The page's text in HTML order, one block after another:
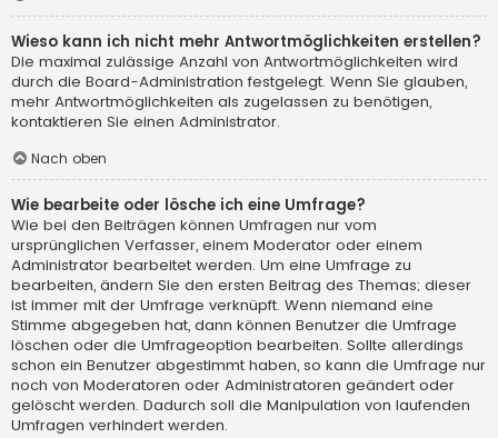
Wieso kann ich nicht mehr Antwortmöglichkeiten erstellen?
Die maximal zulässige Anzahl von Antwortmöglichkeiten wird
durch die Board-Administration festgelegt. Wenn Sie glauben,
mehr Antwortmöglichkeiten als zugelassen zu benötigen,
kontaktieren Sie einen Administrator.
Nach oben
Wie bearbeite oder lösche ich eine Umfrage?
Wie bei den Beiträgen können Umfragen nur vom
ursprünglichen Verfasser, einem Moderator oder einem
Administrator bearbeitet werden. Um eine Umfrage zu
bearbeiten, ändern Sie den ersten Beitrag des Themas; dieser
ist immer mit der Umfrage verknüpft. Wenn niemand eine
Stimme abgegeben hat, dann können Benutzer die Umfrage
löschen oder die Umfrageoption bearbeiten. Sollte allerdings
schon ein Benutzer abgestimmt haben, so kann die Umfrage nur
noch von Moderatoren oder Administratoren geändert oder
gelöscht werden. Dadurch soll die Manipulation von laufenden
Umfragen verhindert werden.